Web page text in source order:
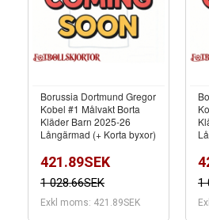
Borussia Dortmund Gregor
Kobel #1 Målvakt Borta
Kläder Barn 2025-26
Långärmad (+ Korta byxor)
421.89SEK
1 028.66SEK
Exkl moms: 421.89SEK
1